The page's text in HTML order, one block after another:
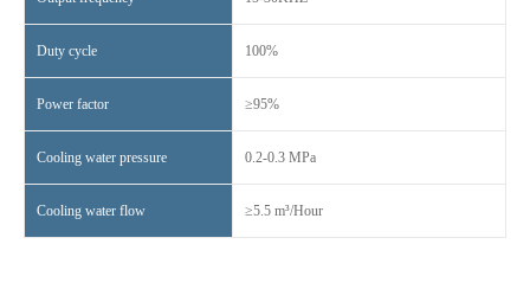
Duty cycle 100%
Power factor ≥95%
Cooling water pressure 0.2-0.3 MPa
Cooling water flow ≥5.5 m³/Hour